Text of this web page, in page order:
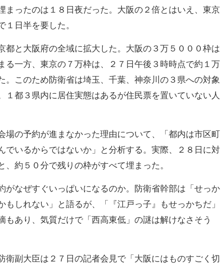
まったのは１８日夜だった。大阪の２倍とはいえ、東京
１日半を要した。
と大阪府の全域に拡大した。大阪の３万５０００枠は
る一方、東京の７万枠は、２７日午後３時時点で約１万
。このため防衛省は埼玉、千葉、神奈川の３県への対象
１都３県内に居住実態はあるが住民票を置いていない人
の予約が進まなかった理由について、「都内は市区町
でいるからではないか」と分析する。実際、２８日に対
、約５０分で残りの枠がすべて埋まった。
なぜすぐいっぱいになるのか。防衛省幹部は「せっか
もしれない」と語るが、「『江戸っ子』もせっかちだ」
もあり、気質だけで「西高東低」の謎は解けなさそう
副大臣は２７日の記者会見で「大阪にはものすごく切